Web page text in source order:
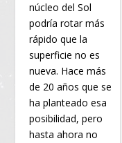
núcleo del Sol
podría rotar más
rápido que la
superficie no es
nueva. Hace más
de 20 años que se
ha planteado esa
posibilidad, pero
hasta ahora no